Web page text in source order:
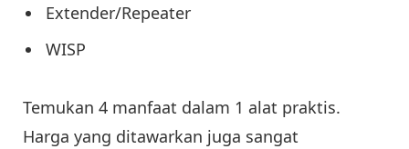
Extender/Repeater
WISP
Temukan 4 manfaat dalam 1 alat praktis.
Harga yang ditawarkan juga sangat